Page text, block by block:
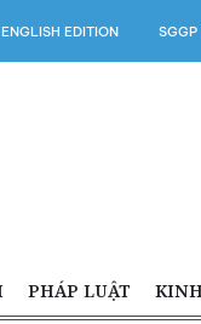
ENGLISH EDITION SGGP
PHÁP LUẬT